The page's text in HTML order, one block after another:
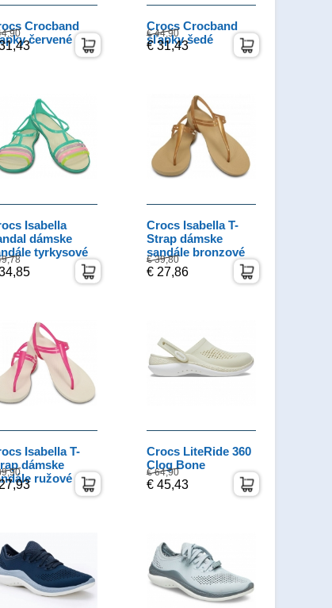
Crocband
červené
Crocs Crocband
šľapky šedé
€ 44,90
€ 31,43
Isabella
dámske
tyrkysové
Crocs Isabella T-
Strap dámske
sandále bronzové
€ 39,80
€ 27,86
Isabella T-
dámske
ružové
Crocs LiteRide 360
Clog Bone
€ 64,90
€ 45,43